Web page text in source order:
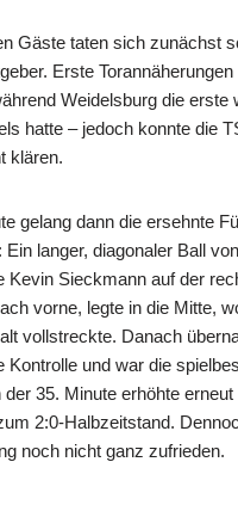
Gäste taten sich zunächst
Erste Torannäherungen
Weidelsburg die erste
hatte – jedoch konnte die
klären.
gelang dann die ersehnte
Ein langer, diagonaler Ball
Kevin Sieckmann auf der
vorne, legte in die Mitte,
vollstreckte. Danach
Kontrolle und war die
der 35. Minute erhöhte
2:0-Halbzeitstand.
noch nicht ganz zufrieden.